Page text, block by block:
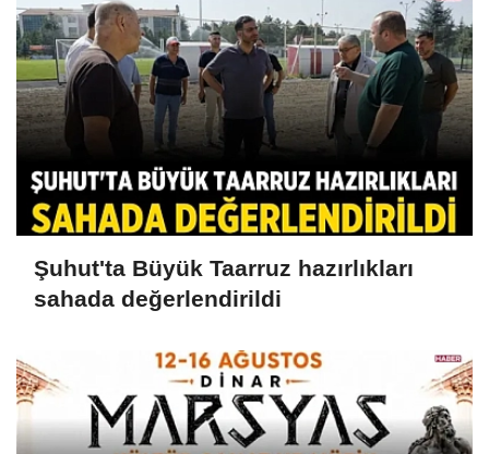
Şuhut'ta Büyük Taarruz hazırlıkları
sahada değerlendirildi